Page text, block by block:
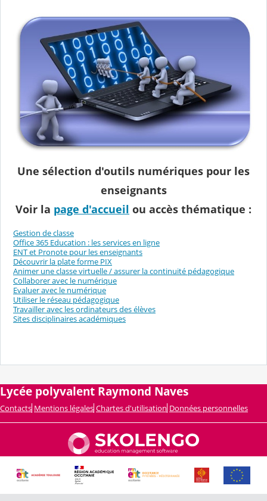
Une sélection d'outils numériques pour les
enseignants
Voir la page d'accueil ou accès thématique :
Gestion de classe
Office 365 Education : les services en ligne
ENT et Pronote pour les enseignants
Découvrir la plate forme PIX
Animer une classe virtuelle / assurer la continuité pédagogique
Collaborer avec le numérique
Evaluer avec le numérique
Utiliser le réseau pédagogique
Travailler avec les ordinateurs des élèves
Sites disciplinaires académiques
Lycée polyvalent Raymond Naves
Contacts Mentions légales Chartes d'utilisation Données personnelles